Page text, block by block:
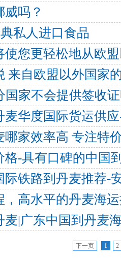
吗？
私人进口食品
使您更轻松地从欧
来自欧盟以外国家
国家不会提供签收
麦华度国际货运供
哪家效率高 专注特
格-具有口碑的中国
际铁路到丹麦推荐-
，高水平的丹麦海
麦|广东中国到丹麦
下一页 1 2